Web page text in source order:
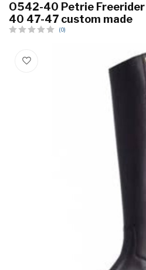
O542-40 Petrie
40 47-47 custom made
(0)